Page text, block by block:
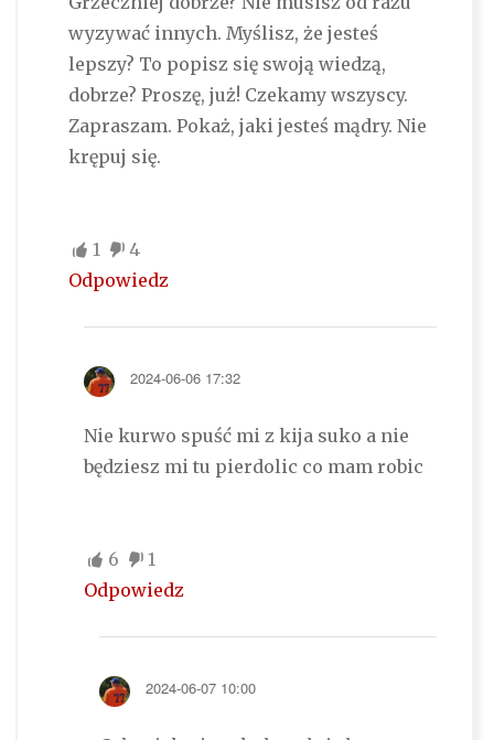
wyzywać innych. Myślisz, że jesteś
lepszy? To popisz się swoją wiedzą,
dobrze? Proszę, już! Czekamy wszyscy.
Zapraszam. Pokaż, jaki jesteś mądry. Nie
krępuj się.
1
4
Odpowiedz
2024-06-06 17:32
Nie kurwo spuść mi z kija suko a nie
będziesz mi tu pierdolic co mam robic
6
1
Odpowiedz
2024-06-07 10:00